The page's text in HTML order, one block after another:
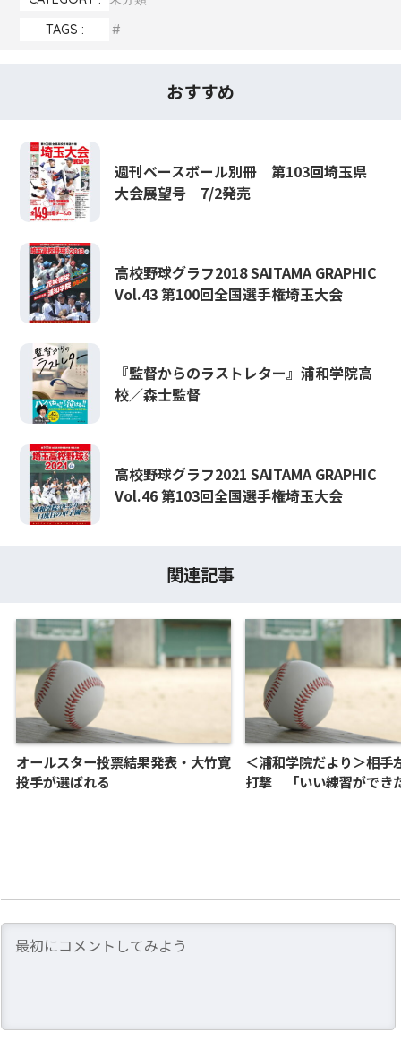
TAGS :
おすすめ
週刊ベースボール別冊 第103回埼玉県
大会展望号 7/2発売
高校野球グラフ2018 SAITAMA GRAPHIC
Vol.43 第100回全国選手権埼玉大会
『監督からのラストレター』浦和学院高
校／森士監督
高校野球グラフ2021 SAITAMA GRAPHIC
Vol.46 第103回全国選手権埼玉大会
関連記事
オールスター投票結果発表・大竹寛
投手が選ばれる
＜浦和学院だより＞相手
打撃 「いい練習ができ